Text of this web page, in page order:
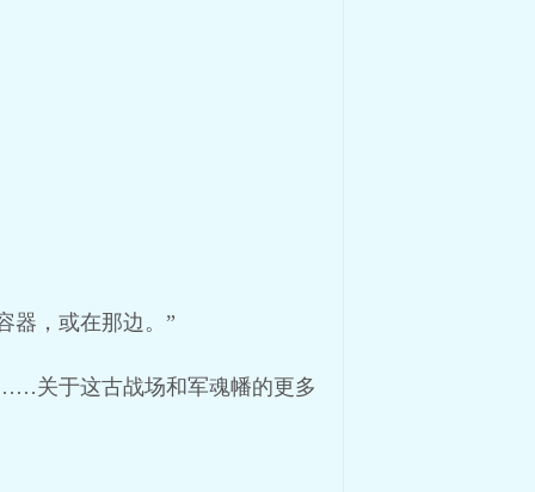
器，或在那边。”
关于这古战场和军魂幡的更多